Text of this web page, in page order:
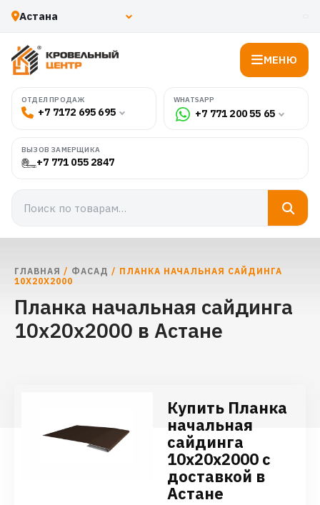
МЕНЮ
ОТДЕЛ ПРОДАЖ
+7 7172 695 695
WHATSAPP
+7 771 200 55 65
ВЫЗОВ ЗАМЕРЩИКА
+7 771 055 2847
ГЛАВНАЯ / ФАСАД / ПЛАНКА НАЧАЛЬНАЯ САЙДИНГА
10Х20Х2000
Планка начальная сайдинга
10х20х2000 в Астане
Купить Планка
начальная
сайдинга
10х20х2000 с
доставкой в
Астане